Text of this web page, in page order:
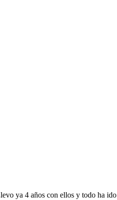
ya 4 años con ellos y todo ha